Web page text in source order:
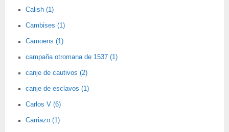
Calish (1)
Cambises (1)
Camoens (1)
campaña otromana de 1537 (1)
canje de cautivos (2)
canje de esclavos (1)
Carlos V (6)
Carriazo (1)